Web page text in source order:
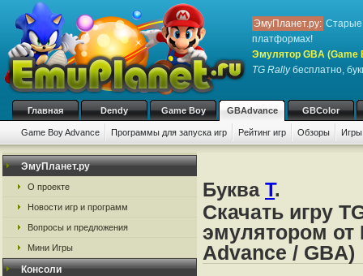
ЭмуПланет.ру: Старые
платформах!
Эмулятор GBA (Game
TG Rallyбесплатно,
Главная Dendy Game Boy GBAdvance GBColor
Game Boy Advance Программы для запуска игр Рейтинг игр Обзоры
ЭмуПланет.ру
О проекте
Новости игр и программ
Вопросы и предложения
Мини Игры
Консоли
Буква T.
Скачать игру
эмулятором от
Advance / GBA)